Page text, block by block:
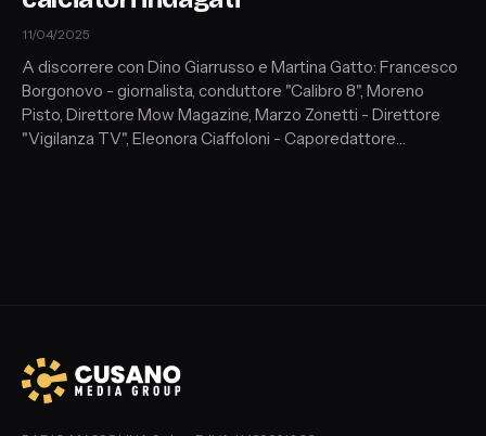
11/04/2025
A discorrere con Dino Giarrusso e Martina Gatto: Francesco
Borgonovo - giornalista, conduttore "Calibro 8", Moreno
Pisto, Direttore Mow Magazine, Marzo Zonetti - Direttore
"Vigilanza TV", Eleonora Ciaffoloni - Caporedattore